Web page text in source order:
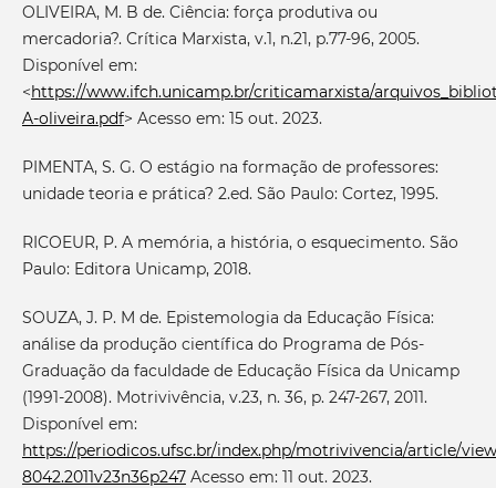
OLIVEIRA, M. B de. Ciência: força produtiva ou
mercadoria?. Crítica Marxista, v.1, n.21, p.77-96, 2005.
Disponível em:
<https://www.ifch.unicamp.br/criticamarxista/
A-oliveira.pdf> Acesso em: 15 out. 2023.
PIMENTA, S. G. O estágio na formação de professores:
unidade teoria e prática? 2.ed. São Paulo: Cortez, 1995.
RICOEUR, P. A memória, a história, o esquecimento. São
Paulo: Editora Unicamp, 2018.
SOUZA, J. P. M de. Epistemologia da Educação Física:
análise da produção científica do Programa de Pós-
Graduação da faculdade de Educação Física da Unicamp
(1991-2008). Motrivivência, v.23, n. 36, p. 247-267, 2011.
Disponível em:
https://periodicos.ufsc.br/index.php/motrivivencia/article/
8042.2011v23n36p247Acesso em: 11 out. 2023.